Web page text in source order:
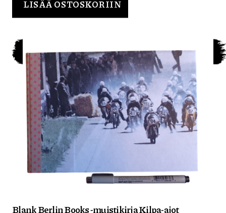
LISÄÄ OSTOSKORIIN
Blank Berlin Books -muistikirja Kilpa-ajot